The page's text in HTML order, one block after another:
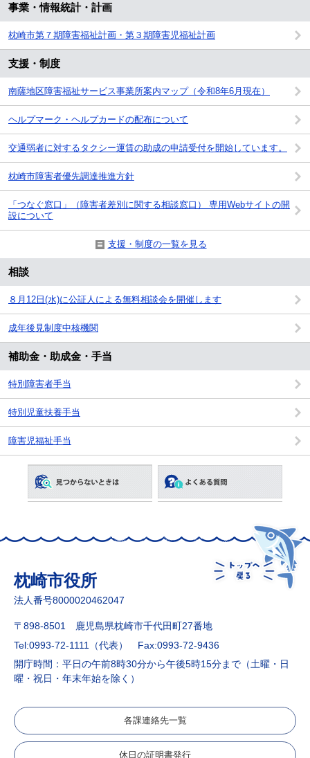
事業・情報統計・計画
枕崎市第７期障害福祉計画・第３期障害児福祉計画
支援・制度
南薩地区障害福祉サービス事業所案内マップ（令和8年6月現在）
ヘルプマーク・ヘルプカードの配布について
交通弱者に対するタクシー運賃の助成の申請受付を開始しています。
枕崎市障害者優先調達推進方針
「つなぐ窓口」（障害者差別に関する相談窓口） 専用Webサイトの開
設について
支援・制度の一覧を見る
相談
８月12日(水)に公証人による無料相談会を開催します
成年後見制度中核機関
補助金・助成金・手当
特別障害者手当
特別児童扶養手当
障害児福祉手当
枕崎市役所
法人番号8000020462047
〒898-8501 鹿児島県枕崎市千代田町27番地
Tel:0993-72-1111（代表）
Fax:0993-72-9436
開庁時間：平日の午前8時30分から午後5時15分まで（土曜・日
曜・祝日・年末年始を除く）
各課連絡先一覧
休日の証明書発行